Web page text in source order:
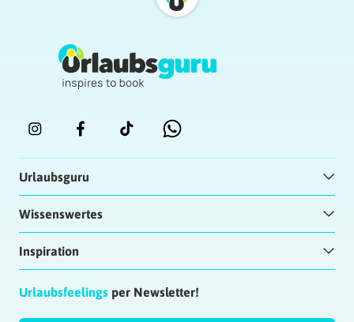
Urlaubsguru
Wissenswertes
Inspiration
Urlaubsfeelings per Newsletter!